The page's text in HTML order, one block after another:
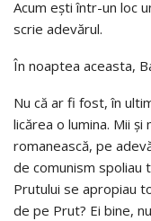
Acum ești într-un loc
scrie adevărul.
În noaptea aceasta,
Nu că ar fi fost, în
licărea o lumina. Mii
romanească, pe
de comunism spoliau
Prutului se apropiau
de pe Prut? Ei bine,